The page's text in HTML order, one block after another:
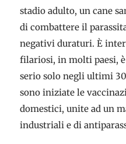
stadio adulto, un cane
di combattere il
negativi duraturi. È
filariosi, in molti paesi,
serio solo negli ultimi
sono iniziate le
domestici, unite ad un
industriali e di